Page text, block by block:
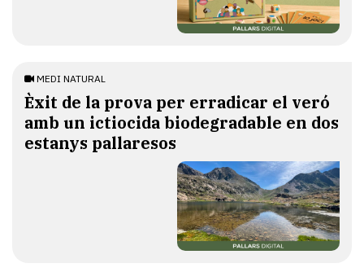
MEDI NATURAL
Èxit de la prova per erradicar el veró
amb un ictiocida biodegradable en dos
estanys pallaresos